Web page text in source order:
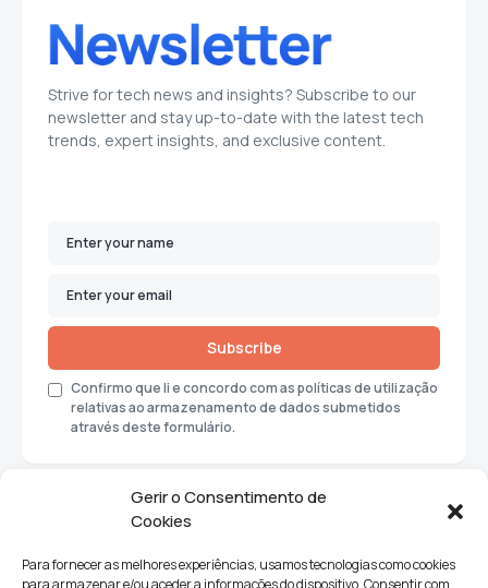
Gerir o Consentimento de
Cookies
Para fornecer as melhores experiências, usamos tecnologias como cookies
para armazenar e/ou aceder a informações do dispositivo. Consentir com
Strive for tech news and insights? Subscribe to our
newsletter and stay up-to-date with the latest tech
trends, expert insights, and exclusive content.
Subscribe
Confirmo que li e concordo com as políticas de utilização
relativas ao armazenamento de dados submetidos
através deste formulário.